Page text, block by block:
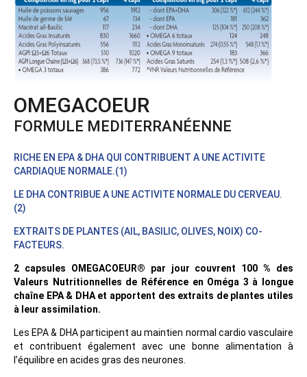
OMEGACOEUR
FORMULE MEDITERRANÉENNE
RICHE EN EPA & DHA QUI CONTRIBUENT A UNE ACTIVITE
CARDIAQUE NORMALE.(1)
LE DHA CONTRIBUE A UNE ACTIVITE NORMALE DU CERVEAU.
(2)
EXTRAITS DE PLANTES (AIL, BASILIC, OLIVES, NOIX) CO-
FACTEURS.
2 capsules OMEGACOEUR® par jour couvrent 100 % des
Valeurs Nutritionnelles de Référence en Oméga 3 à longue
chaîne EPA & DHA et apportent des extraits de plantes utiles
à leur assimilation.
Les EPA & DHA participent au maintien normal cardio vasculaire
et contribuent également avec une bonne alimentation à
l’équilibre en acides gras des neurones.